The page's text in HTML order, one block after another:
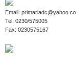
Email:
Tel: 0230/575005
Fax: 0230575167